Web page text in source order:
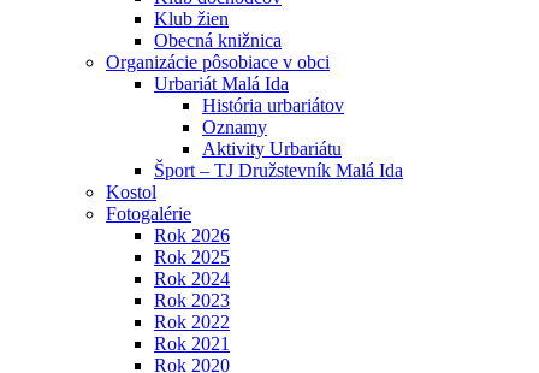
Klub žien
Obecná knižnica
Organizácie pôsobiace v obci
Urbariát Malá Ida
História urbariátov
Oznamy
Aktivity Urbariátu
Šport – TJ Družstevník Malá Ida
Kostol
Fotogalérie
Rok 2026
Rok 2025
Rok 2024
Rok 2023
Rok 2022
Rok 2021
Rok 2020